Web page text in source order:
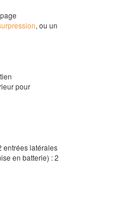
, ou un
pour
entrées latérales
en batterie) : 2